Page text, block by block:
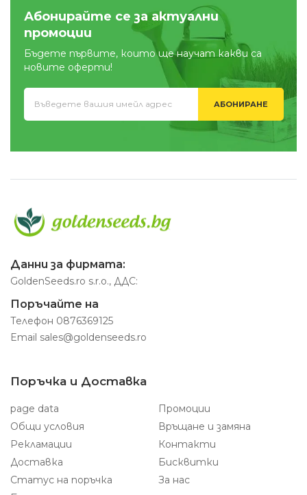
Абонирайте се за актуални
промоции
Бъдете първите, които ще научат какви са
новите оферти!
АБОНИРАНЕ
Данни за фирмата:
GoldenSeeds.ro s.r.o., ДДС:
Поръчайте на
Телефон 0876369125
Email sales@goldenseeds.ro
Поръчка и Доставка
page data
Промоции
Общи условия
Връщане и замяна
Рекламации
Контакти
Доставка
Бисквитки
Статус на поръчка
За нас